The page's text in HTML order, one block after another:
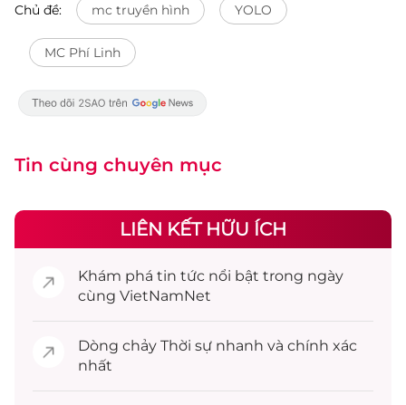
Chủ đề: mc truyền hình YOLO
MC Phí Linh
Tin cùng chuyên mục
LIÊN KẾT HỮU ÍCH
Khám phá tin tức nổi bật trong ngày
cùng VietNamNet
Dòng chảy Thời sự nhanh và chính xác
nhất